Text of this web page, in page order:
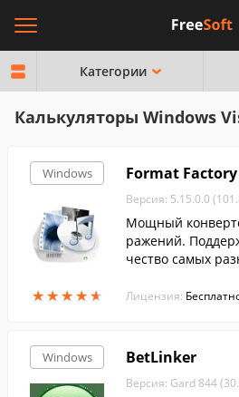
Категории
Калькуляторы Windows
Windows
★★★★★
★★★★★
Format Factory
Версия: 5.15.0.0
Мощный
ражений.
чество самых
Лицензия:
Windows BetLinker
Версия: Gard 844